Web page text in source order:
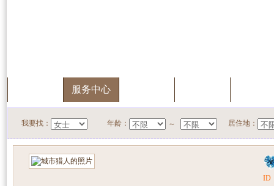
服务中心
我要找： 年龄： ～ 居住地：
ID